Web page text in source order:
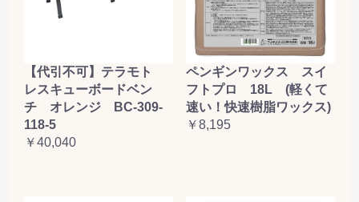
【代引不可】テラモト
レスキューボードベン
チ オレンジ BC-309-
118-5
￥40,040
ペンギンワックス スイ
フトプロ 18L (軽くて
速い！快速樹脂ワックス)
￥8,195